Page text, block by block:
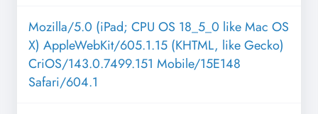
Mozilla/5.0 (iPad; CPU OS 18_5_0 like Mac OS
X) AppleWebKit/605.1.15 (KHTML, like Gecko)
CriOS/143.0.7499.151 Mobile/15E148
Safari/604.1